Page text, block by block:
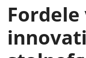
Fordele